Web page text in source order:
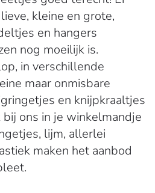
kleine en grote,
en hangers
nog moeilijk is.
in verschillende
maar onmisbare
en knijpkraaltjes
ons in je winkelmandje
lijm, allerlei
maken het aanbod